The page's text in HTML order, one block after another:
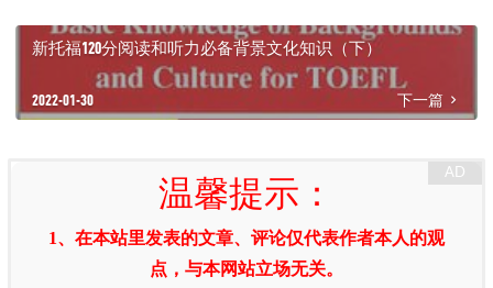
新托福120分阅读和听力必备背景文化知识（下）
2022-01-30 下一篇
温馨提示：
1、在本站里发表的文章、评论仅代表作者本人的观
点，与本网站立场无关。